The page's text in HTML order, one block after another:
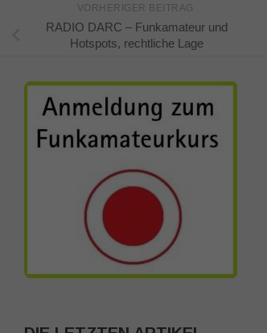
VORHERIGER BEITRAG
RADIO DARC – Funkamateur und
Hotspots, rechtliche Lage